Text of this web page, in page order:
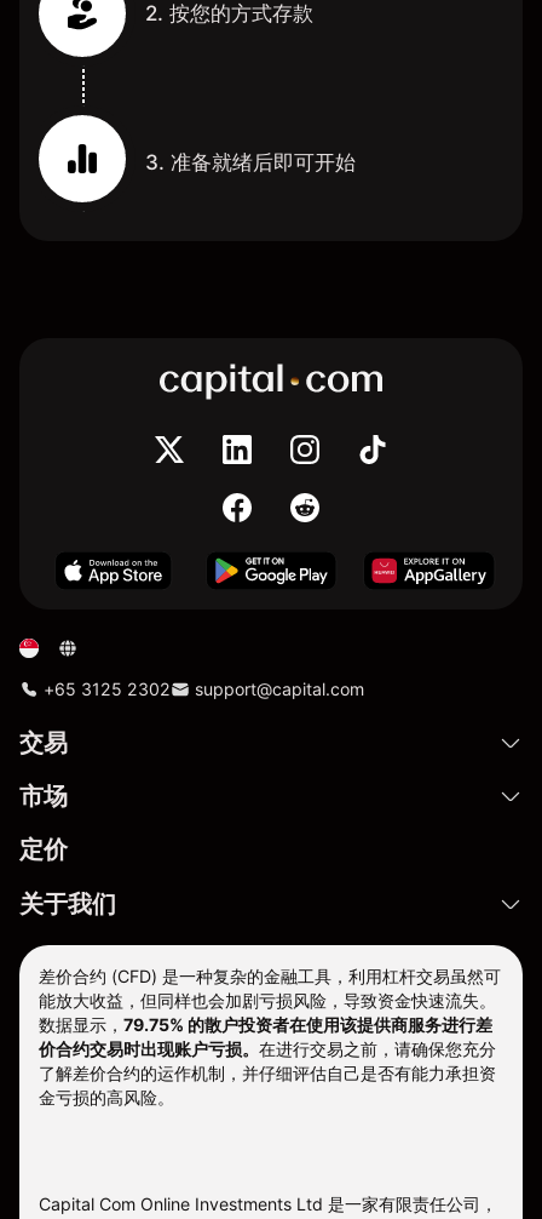
2. 按您的方式存款
3. 准备就绪后即可开始
+65 3125 2302 support@capital.com
交易
市场
定价
关于我们
差价合约 (CFD) 是一种复杂的金融工具，利用杠杆交易虽然可
能放大收益，但同样也会加剧亏损风险，导致资金快速流失。
数据显示， 79.75% 的散户投资者在使用该提供商服务进行差
价合约交易时出现账户亏损。 在进行交易之前，请确保您充分
了解差价合约的运作机制，并仔细评估自己是否有能力承担资
金亏损的高风险。
Capital Com Online Investments Ltd 是一家有限责任公司，